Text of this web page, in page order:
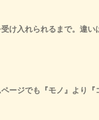
け入れられるまで。違い
ージでも『モノ』より『